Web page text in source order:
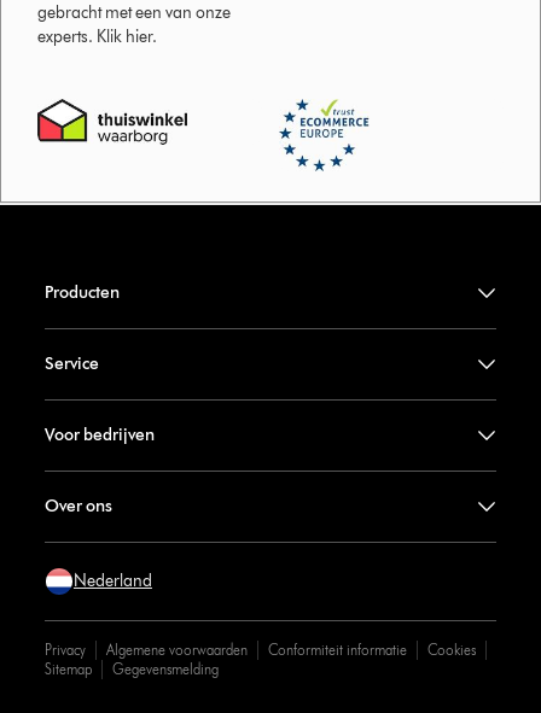
gebracht met een van onze
experts. Klik hier.
Producten
Service
Voor bedrijven
Over ons
Nederland
Privacy Algemene voorwaarden Conformiteit informatie
Cookies
Sitemap
Gegevensmelding